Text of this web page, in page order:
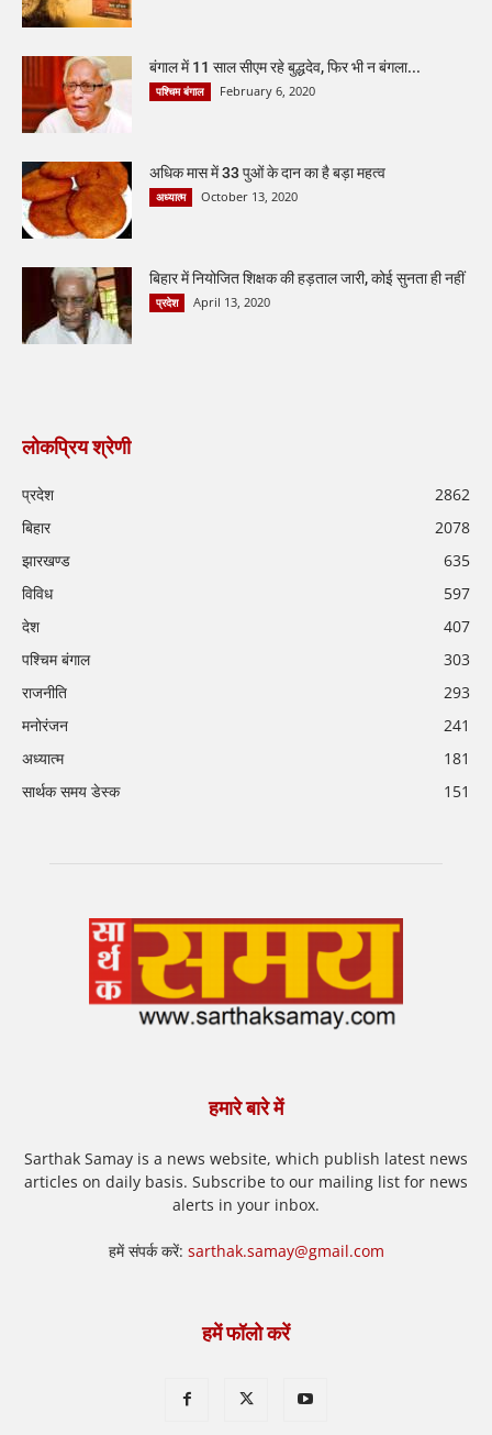
बंगाल में 11 साल सीएम रहे बुद्धदेव, फिर भी न बंगला...
पश्चिम बंगाल February 6, 2020
अधिक मास में 33 पुओं के दान का है बड़ा महत्व
अध्यात्म October 13, 2020
बिहार में नियोजित शिक्षक की हड़ताल जारी, कोई सुनता ही नहीं
प्रदेश April 13, 2020
लोकप्रिय श्रेणी
प्रदेश
2862
बिहार
2078
झारखण्ड
635
विविध
597
देश
407
पश्चिम बंगाल
303
राजनीति
293
मनोरंजन
241
अध्यात्म
181
सार्थक समय डेस्क
151
हमारे बारे में
Sarthak Samay is a news website, which publish latest news
articles on daily basis. Subscribe to our mailing list for news
alerts in your inbox.
हमें संपर्क करें: sarthak.samay@gmail.com
हमें फॉलो करें